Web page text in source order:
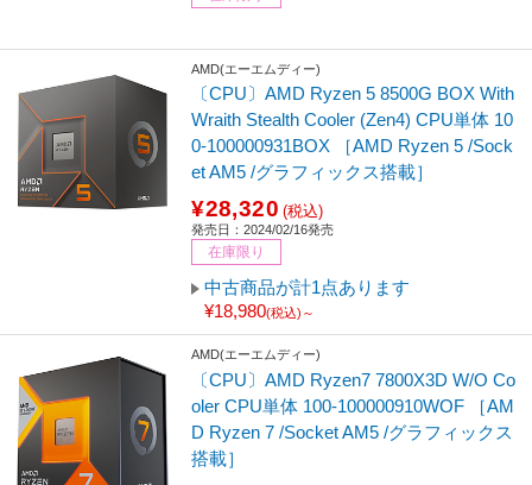
AMD(エーエムディー)
〔CPU〕AMD Ryzen 5 8500G BOX With
Wraith Stealth Cooler (Zen4) CPU単体 10
0-100000931BOX ［AMD Ryzen 5 /Sock
et AM5 /グラフィックス搭載］
¥28,320 (税込)
発売日：2024/02/16発売
在庫限り
中古商品が計1点あります
¥18,980(税込)～
AMD(エーエムディー)
〔CPU〕AMD Ryzen7 7800X3D W/O Co
oler CPU単体 100-100000910WOF ［AM
D Ryzen 7 /Socket AM5 /グラフィックス
搭載］